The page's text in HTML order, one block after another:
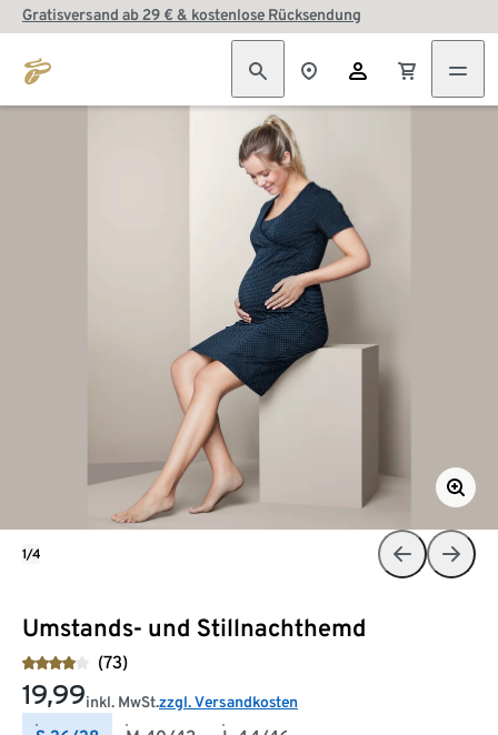
Gratisversand ab 29 € & kostenlose Rücksendung
Umstands- und Stillnachthemd
(73)
19,99inkl. MwSt.zzgl. Versandkosten
1/4